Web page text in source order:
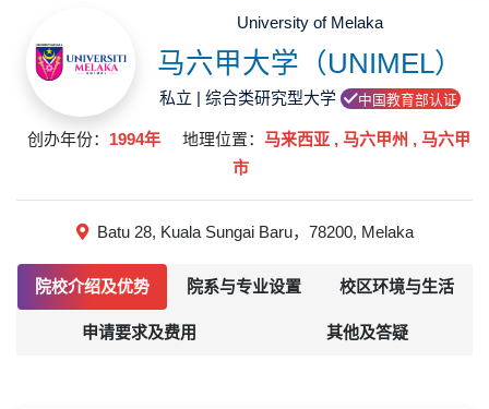
University of Melaka
马六甲大学（UNIMEL）
私立 | 综合类研究型大学 中国教育部认证
创办年份： 1994年 地理位置： 马来西亚 , 马六甲州 , 马六甲
市
Batu 28, Kuala Sungai Baru，78200, Melaka
院校介绍及优势 院系与专业设置 校区环境与生活
申请要求及费用 其他及答疑